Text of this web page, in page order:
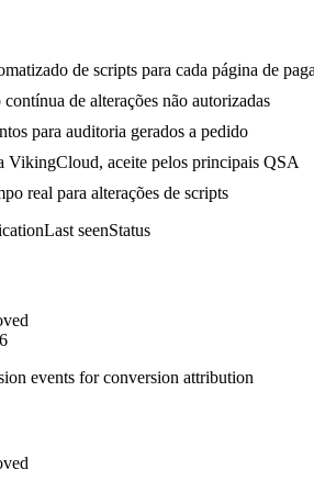
de scripts para cada página de
de alterações não autorizadas
para auditoria gerados a pedido
VikingCloud, aceite pelos principais QSA
real para alterações de scripts
Last seenStatus
events for conversion attribution